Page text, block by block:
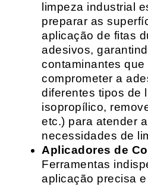
limpeza industrial
preparar as
aplicação de fitas
adesivos,
contaminantes que
comprometer a
diferentes tipos de
isopropílico,
etc.) para atender
necessidades de
Aplicadores de
Ferramentas
aplicação precisa